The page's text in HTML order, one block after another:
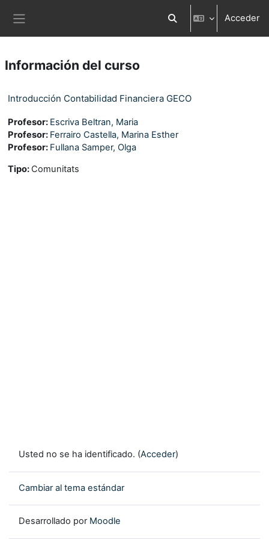
Selector de búsqueda
Acceder
Información del curso
Introducción Contabilidad Financiera GECO
Profesor: Escriva Beltran, Maria
Profesor: Ferrairo Castella, Marina Esther
Profesor: Fullana Samper, Olga
Tipo: Comunitats
Usted no se ha identificado. (Acceder)
Cambiar al tema estándar
Desarrollado por Moodle